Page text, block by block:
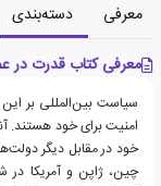
معرفی دسته‌بندی
معرفی کتاب قدرت در
سیاست‌ بین‌المللی بر
امنیت برای خود هستند.
خود در مقابل دیگر
چین، ژاپن و آمریکا در